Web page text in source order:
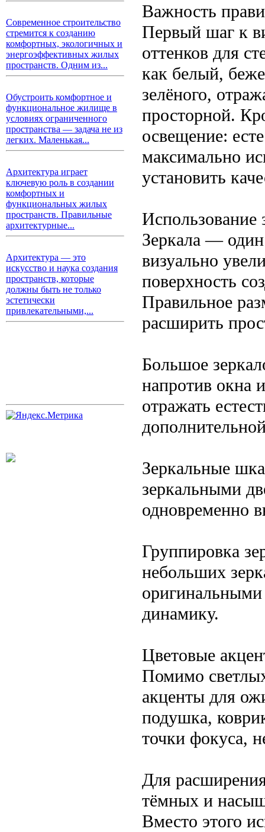
Современное строительство
стремится к созданию
комфортных, экологичных и
энергоэффективных жилых
пространств. Одним из...
Обустроить комфортное и
функциональное жилище в
условиях ограниченного
пространства — задача не из
легких. Маленькая...
Архитектура играет
ключевую роль в создании
комфортных и
функциональных жилых
пространств. Правильные
архитектурные...
Архитектура — это
искусство и наука создания
пространств, которые
должны быть не только
эстетически
привлекательными,...
Важность
Первый шаг к
оттенков для
как белый,
зелёного,
просторной.
освещение:
максимально
установить
Использование
Зеркала —
визуально
поверхность
Правильное
расширить
Большое
напротив окна
отражать
Зеркальные
зеркальными
одновременно
Группировка
небольших
оригинальными
динамику.
Цветовые
Помимо
акценты для
подушка,
точки фокуса,
Для расширения
тёмных и
Вместо этого